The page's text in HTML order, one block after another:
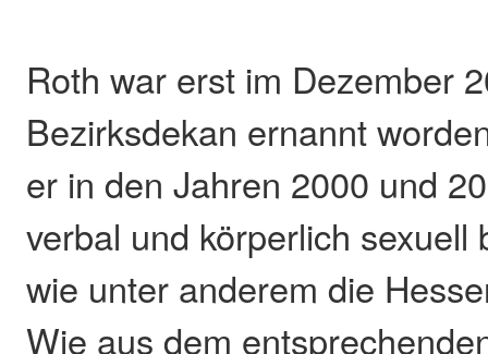
Roth war erst im Dezember
Bezirksdekan ernannt
er in den Jahren 2000 und
verbal und körperlich sexuell
wie unter anderem die
Wie aus dem